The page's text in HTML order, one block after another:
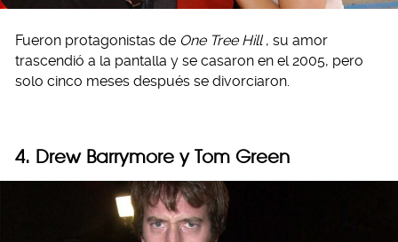
Fueron protagonistas de One Tree Hill , su amor
trascendió a la pantalla y se casaron en el 2005, pero
solo cinco meses después se divorciaron.
4. Drew Barrymore y Tom Green